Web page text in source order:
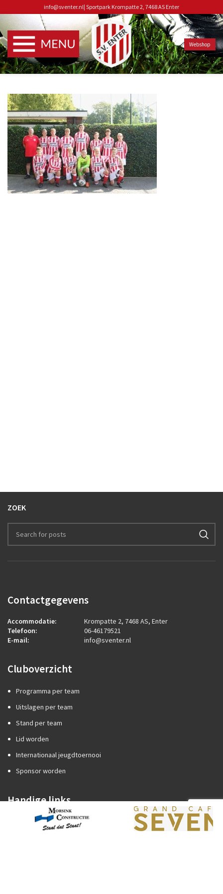
info@sventer.nl| Sportpark Krompatte 2, 7468 AS Enter
Webshop
ZOEK
Contactgegevens
Accommodatie:
Krompatte 2, 7468 AS, Enter
Telefoon:
06-46179521
E-mail:
info@sventer.nl
Cluboverzicht
Programma per team
Uitslagen per team
Stand per team
Lid worden
Internationaal jeugdtoernooi
Sponsor worden
Handige links
Competitiezaken